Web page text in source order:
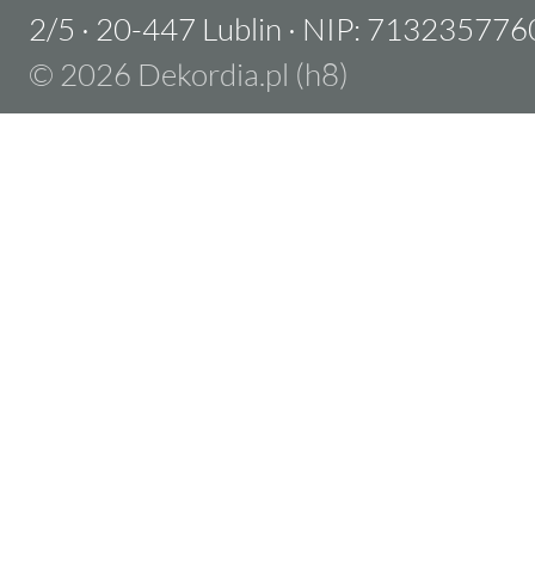
2/5 · 20-447 Lublin · NIP:
© 2026 Dekordia.pl (h8)